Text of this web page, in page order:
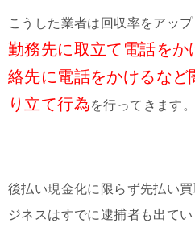
こうした業者は回収率をアッ
勤務先に取立て電話をか
絡先に電話をかけるなど
り立て行為を行ってきます。
後払い現金化に限らず先払い
ジネスはすでに逮捕者も出てい